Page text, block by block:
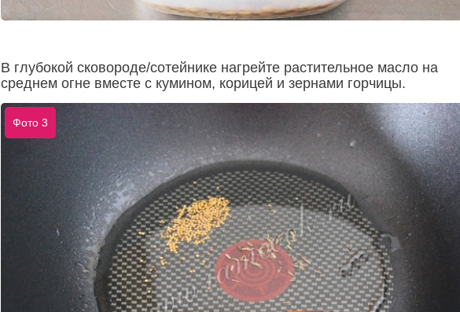
В глубокой сковороде/сотейнике нагрейте растительное масло на
среднем огне вместе с кумином, корицей и зернами горчицы.
Фото 3